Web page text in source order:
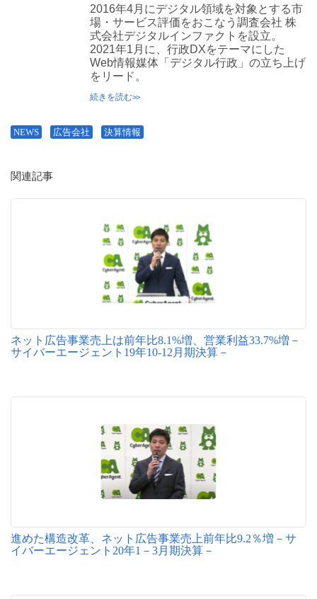
2016年4月にデジタル領域を対象とする市
場・サービス評価をおこなう調査会社 株
式会社デジタルインファクトを設立。
2021年1月に、行政DXをテーマにした
Web情報媒体「デジタル行政」の立ち上げ
をリード。
続きを読む
NEWS 広告会社 決算情報
関連記事
ネット広告事業売上は前年比8.1%増、営業利益33.7%増－
サイバーエージェント19年10-12月期決算－
進めた構造改革、ネット広告事業売上前年比9.2％増－サ
イバーエージェント20年1－3月期決算－